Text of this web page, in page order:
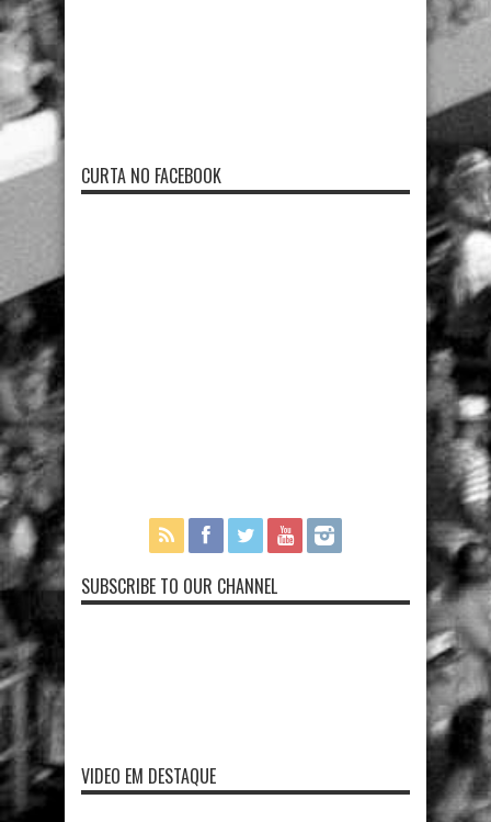
CURTA NO FACEBOOK
SUBSCRIBE TO OUR CHANNEL
VIDEO EM DESTAQUE